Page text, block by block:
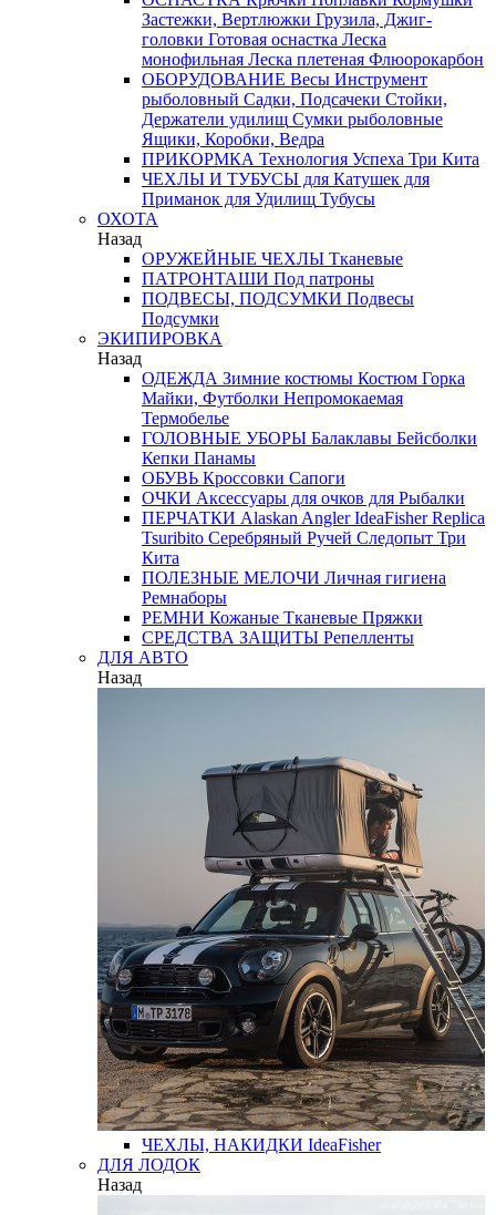
Застежки, Вертлюжки Грузила, Джиг-
головки Готовая оснастка Леска
монофильная Леска плетеная Флюорокарбон
ОБОРУДОВАНИЕ Весы Инструмент
рыболовный Садки, Подсачеки Стойки,
Держатели удилищ Сумки рыболовные
Ящики, Коробки, Ведра
ПРИКОРМКА Технология Успеха Три Кита
ЧЕХЛЫ И ТУБУСЫ для Катушек для
Приманок для Удилищ Тубусы
ОХОТА
Назад
ОРУЖЕЙНЫЕ ЧЕХЛЫ Тканевые
ПАТРОНТАШИ Под патроны
ПОДВЕСЫ, ПОДСУМКИ Подвесы
Подсумки
ЭКИПИРОВКА
Назад
ОДЕЖДА Зимние костюмы Костюм Горка
Майки, Футболки Непромокаемая
Термобелье
ГОЛОВНЫЕ УБОРЫ Балаклавы Бейсболки
Кепки Панамы
ОБУВЬ Кроссовки Сапоги
ОЧКИ Аксессуары для очков для Рыбалки
ПЕРЧАТКИ Alaskan AnglerIdeaFisherReplica
Tsuribito Серебряный Ручей Следопыт Три
Кита
ПОЛЕЗНЫЕ МЕЛОЧИ Личная гигиена
Ремнаборы
РЕМНИ Кожаные Тканевые Пряжки
СРЕДСТВА ЗАЩИТЫ Репелленты
ДЛЯ АВТО
Назад
ЧЕХЛЫ, НАКИДКИ IdeaFisher
ДЛЯ ЛОДОК
Назад